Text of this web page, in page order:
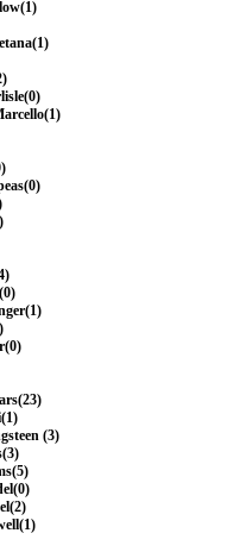
(3)